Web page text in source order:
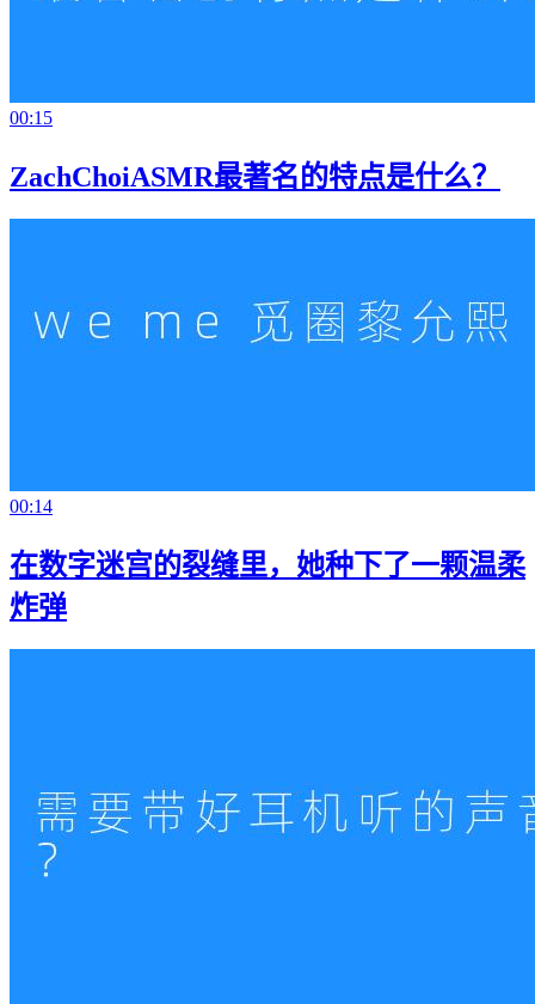
00:15
ZachChoiASMR最著名的特点是什么？
00:14
在数字迷宫的裂缝里，她种下了一颗温柔
炸弹